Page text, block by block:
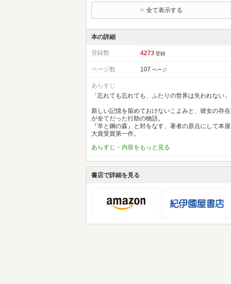
全て表示する
本の詳細
登録数 4273 登録
ページ数 107 ページ
あらすじ
「忘れても忘れても、ふたりの世界は失われない」
新しい記憶を留めておけないこよみと、彼女の存在
が全てだった行助の物語。
『羊と鋼の森』と対をなす、著者の原点にして本屋
大賞受賞第一作。
あらすじ・内容をもっと見る
書店で詳細を見る